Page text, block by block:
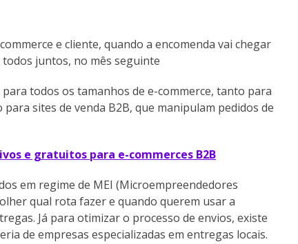
e cliente, quando a encomenda vai chegar
juntos, no mês seguinte
todos os tamanhos de e-commerce, tanto para
sites de venda B2B, que manipulam pedidos de
e gratuitos para e-commerces B2B
em regime de MEI (Microempreendedores
qual rota fazer e quando querem usar a
Já para otimizar o processo de envios, existe
de empresas especializadas em entregas locais.